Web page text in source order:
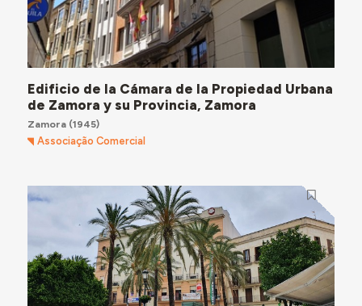
Edificio de la Cámara de la Propiedad Urbana
de Zamora y su Provincia, Zamora
Zamora(1945)
Associação Comercial